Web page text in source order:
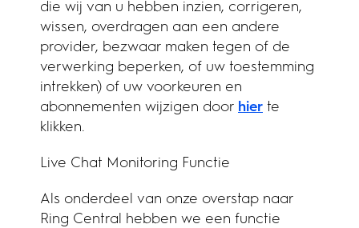
die wij van u hebben inzien, corrigeren,
wissen, overdragen aan een andere
provider, bezwaar maken tegen of de
verwerking beperken, of uw toestemming
intrekken) of uw voorkeuren en
abonnementen wijzigen door hier te
klikken.
Live Chat Monitoring Functie
Als onderdeel van onze overstap naar
Ring Central hebben we een functie